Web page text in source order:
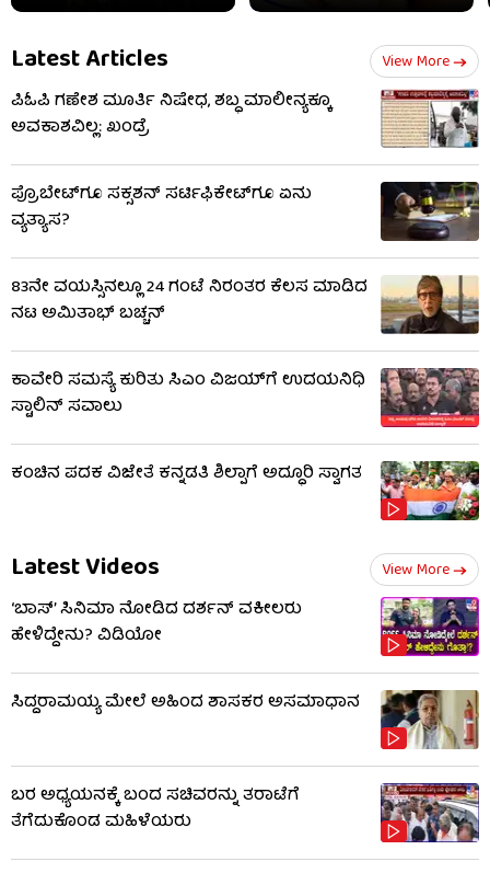
Latest Articles View More
ಪಿಓಪಿ ಗಣೇಶ ಮೂರ್ತಿ ನಿಷೇಧ, ಶಬ್ಧ ಮಾಲೀನ್ಯಕ್ಕೂ
ಅವಕಾಶವಿಲ್ಲ: ಖಂಡ್ರೆ
ಪ್ರೊಬೇಟ್​ಗೂ ಸಕ್ಸಶನ್ ಸರ್ಟಿಫಿಕೇಟ್​ಗೂ ಏನು
ವ್ಯತ್ಯಾಸ?
83ನೇ ವಯಸ್ಸಿನಲ್ಲೂ 24 ಗಂಟೆ ನಿರಂತರ ಕೆಲಸ ಮಾಡಿದ
ನಟ ಅಮಿತಾಭ್ ಬಚ್ಚನ್
ಕಾವೇರಿ ಸಮಸ್ಯೆ ಕುರಿತು ಸಿಎಂ ವಿಜಯ್‌ಗೆ ಉದಯನಿಧಿ
ಸ್ಟಾಲಿನ್ ಸವಾಲು
ಕಂಚಿನ ಪದಕ ವಿಜೇತೆ ಕನ್ನಡತಿ ಶಿಲ್ಪಾಗೆ ಅದ್ಧೂರಿ ಸ್ವಾಗತ
Latest Videos View More
‘ಬಾಸ್’ ಸಿನಿಮಾ ನೋಡಿದ ದರ್ಶನ್ ವಕೀಲರು
ಹೇಳಿದ್ದೇನು? ವಿಡಿಯೋ
ಸಿದ್ದರಾಮಯ್ಯ ಮೇಲೆ ಅಹಿಂದ ಶಾಸಕರ ಅಸಮಾಧಾನ
ಬರ ಅಧ್ಯಯನಕ್ಕೆ ಬಂದ ಸಚಿವರನ್ನು ತರಾಟೆಗೆ
ತೆಗೆದುಕೊಂಡ ಮಹಿಳೆಯರು